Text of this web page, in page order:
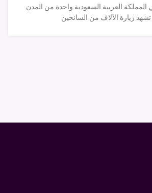
المملكة العربية السعودية واحدة من المدن
تشهد زيارة الآلاف من السائحين